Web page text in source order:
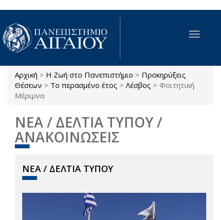
Παράκαμψη προς το κυρίως περιεχόμενο
Toggle
Είστε εδώ
Αρχική > Η Ζωή στο Πανεπιστήμιο > Προκηρύξεις
Θέσεων > Το περασμένο έτος > Λέσβος > Φοιτητική
Μέριμνα
ΝΕΑ / ΔΕΛΤΙΑ ΤΥΠΟΥ /
ΑΝΑΚΟΙΝΩΣΕΙΣ
ΝΕΑ / ΔΕΛΤΙΑ ΤΥΠΟΥ